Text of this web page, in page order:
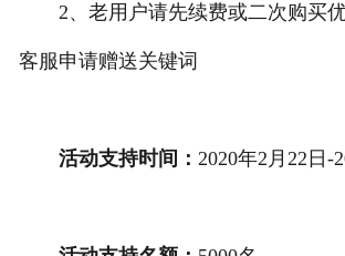
2、老用户请先续费或二次购买
客服申请赠送关键词
活动支持时间： 2020年2月22日-